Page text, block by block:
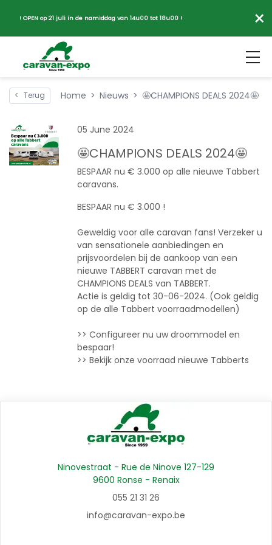
! OPEN op 21 juli in de namiddag van 14u00 tot 18u00 ! ×
< Terug Home Nieuws 🤩CHAMPIONS DEALS 2024🤩
05 June 2024
🤩CHAMPIONS DEALS 2024🤩
BESPAAR nu € 3.000 op alle nieuwe Tabbert
caravans.
BESPAAR nu € 3.000 !
Geweldig voor alle caravan fans! Verzeker u
van sensationele aanbiedingen en
prijsvoordelen bij de aankoop van een
nieuwe TABBERT caravan met de
CHAMPIONS DEALS van TABBERT.
Actie is geldig tot 30-06-2024. (Ook geldig
op de alle Tabbert voorraadmodellen)
>> Configureer nu uw droommodel en
bespaar!
>> Bekijk onze voorraad nieuwe Tabberts
Ninovestraat - Rue de Ninove 127-129
9600 Ronse - Renaix
055 21 31 26
info@caravan-expo.be